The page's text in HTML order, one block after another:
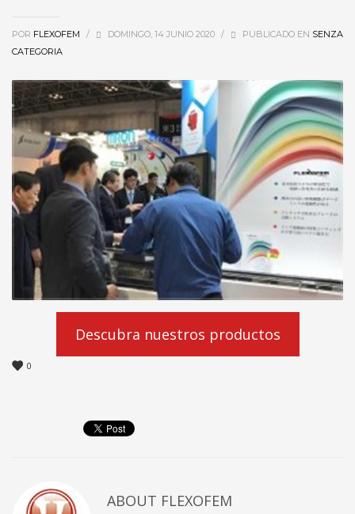
POR FLEXOFEM / DOMINGO, 14 JUNIO 2020 / PUBLICADO EN SENZA
CATEGORIA
Descubra nuestros productos
0
ABOUT FLEXOFEM